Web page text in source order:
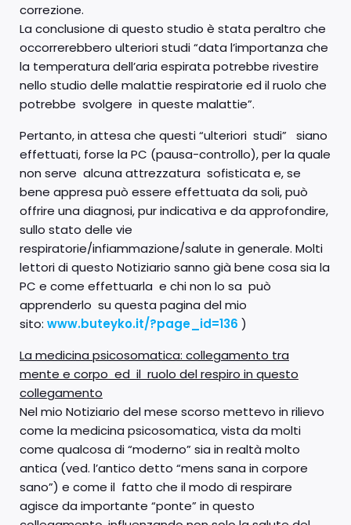
correzione.
La conclusione di questo studio è stata peraltro che
occorrerebbero ulteriori studi “data l’importanza che
la temperatura dell’aria espirata potrebbe rivestire
nello studio delle malattie respiratorie ed il ruolo che
potrebbe svolgere in queste malattie”.
Pertanto, in attesa che questi “ulteriori studi” siano
effettuati, forse la PC (pausa-controllo), per la quale
non serve alcuna attrezzatura sofisticata e, se
bene appresa può essere effettuata da soli, può
offrire una diagnosi, pur indicativa e da approfondire,
sullo stato delle vie
respiratorie/infiammazione/salute in generale. Molti
lettori di questo Notiziario sanno già bene cosa sia la
PC e come effettuarla e chi non lo sa può
apprenderlo su questa pagina del mio
sito: www.buteyko.it/?page_id=136 )
La medicina psicosomatica: collegamento tra
mente e corpo ed il ruolo del respiro in questo
collegamento
Nel mio Notiziario del mese scorso mettevo in rilievo
come la medicina psicosomatica, vista da molti
come qualcosa di “moderno” sia in realtà molto
antica (ved. l’antico detto “mens sana in corpore
sano”) e come il fatto che il modo di respirare
agisce da importante “ponte” in questo